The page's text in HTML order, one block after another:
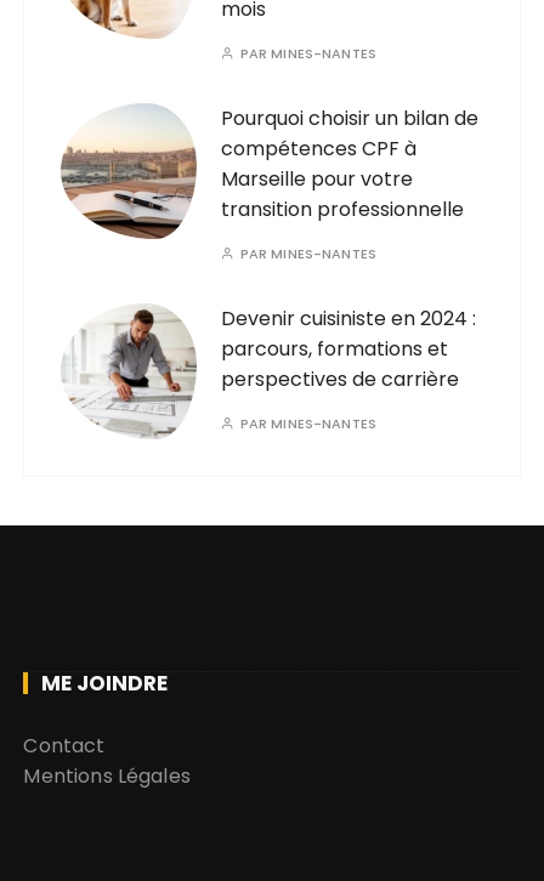
mois
PARMINES-NANTES
Pourquoi choisir un bilan de
compétences CPF à
Marseille pour votre
transition professionnelle
PARMINES-NANTES
Devenir cuisiniste en 2024 :
parcours, formations et
perspectives de carrière
PARMINES-NANTES
ME JOINDRE
Contact
Mentions Légales